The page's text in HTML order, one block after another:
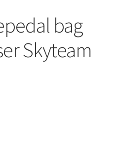
bag
Skyteam